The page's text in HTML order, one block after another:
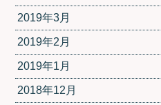
2019年3月
2019年2月
2019年1月
2018年12月